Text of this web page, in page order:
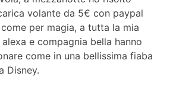
volante da 5€ con paypal
per magia, a tutta la mia
alexa e compagnia bella hanno
come in una bellissima fiaba
Disney.